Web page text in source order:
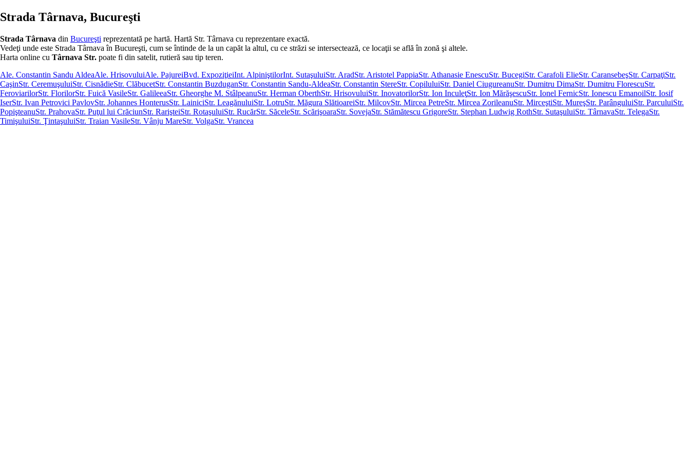
Strada Târnava, Bucureşti
Strada Târnava din Bucureşti reprezentată pe hartă. Hartă Str. Târnava cu reprezentare exactă.
Vedeţi unde este Strada Târnava în Bucureşti, cum se întinde de la un capăt la altul, cu ce străzi se intersectează, ce locaţii se află în zonă şi altele.
Harta online cu Târnava Str. poate fi din satelit, rutieră sau tip teren.
Ale. Constantin Sandu AldeaAle. HrisovuluiAle. PajureiBvd. ExpoziţieiInt. AlpiniştilorInt. SutaşuluiStr. AradStr. Aristotel PappiaStr. Athanasie EnescuStr. BucegiStr. Carafoli ElieStr. CaransebeşStr. CarpaţiStr.
CaşinStr. CeremuşuluiStr. CisnădieStr. ClăbucetStr. Constantin BuzduganStr. Constantin Sandu-AldeaStr. Constantin StereStr. CopiluluiStr. Daniel CiugureanuStr. Dumitru DimaStr. Dumitru FlorescuStr.
FeroviarilorStr. FlorilorStr. Fuică VasileStr. GalileeaStr. Gheorghe M. StâlpeanuStr. Herman OberthStr. HrisovuluiStr. InovatorilorStr. Ion InculeţStr. Ion MărăşescuStr. Ionel FernicStr. Ionescu EmanoilStr. Iosif
IserStr. Ivan Petrovici PavlovStr. Johannes HonterusStr. LainiciStr. LeagănuluiStr. LotruStr. Măgura SlătioareiStr. MilcovStr. Mircea PetreStr. Mircea ZorileanuStr. MirceştiStr. MureşStr. ParânguluiStr. ParculuiStr.
PopişteanuStr. PrahovaStr. Puţul lui CrăciunStr. RarişteiStr. RotaşuluiStr. RucărStr. SăceleStr. ScărişoaraStr. SovejaStr. Stămătescu GrigoreStr. Stephan Ludwig RothStr. SutaşuluiStr. TârnavaStr. TelegaStr.
TimişuluiStr. ŢintaşuluiStr. Traian VasileStr. Vânju MareStr. VolgaStr. Vrancea